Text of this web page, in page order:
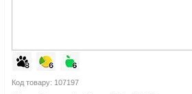
Код товару: 107197